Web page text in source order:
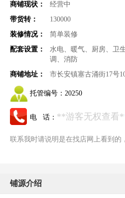
商铺现状：
经营中
带货转：
130000
装修情况：
简单装修
配套设置：
水电、暖气、厨房、卫
调、消防
商铺地址：
市长安镇塞古涌街17号
托管编号： 20250
电 话： **游客无权查看**
联系我时请说明是在找店网上看到的
铺源介绍